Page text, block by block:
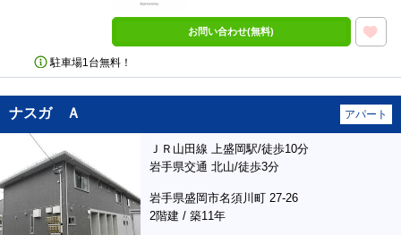
お問い合わせ(無料)
駐車場1台無料！
ナスガ Ａ アパート
ＪＲ山田線 上盛岡駅/徒歩10分
岩手県交通 北山/徒歩3分
岩手県盛岡市名須川町 27-26
2階建 / 築11年